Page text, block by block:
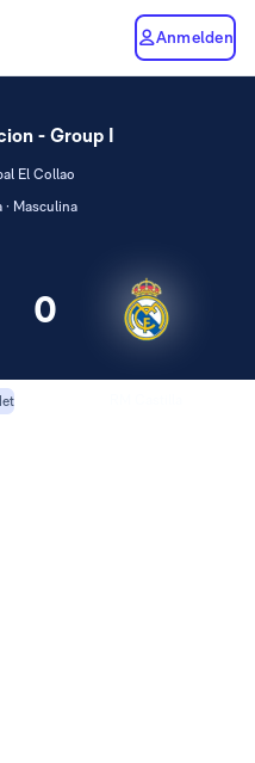
Anmelden
- Group I
El Collao
· Masculina
0